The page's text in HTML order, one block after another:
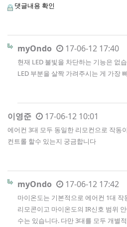
댓글내용 확인
myOndo 17-06-12 17:40
현재 LED 불빛을 차단하는 기능은 없
LED 부분을 살짝 가려주시는 게 가장
이영준 17-06-12 10:01
에어컨 3대 모두 동일한 리모컨으로 작동
컨트롤 할수 있는지 궁금합니다
myOndo 17-06-12 17:42
마이온도는 기본적으로 에어컨 1대
리모콘이고 마이온도의 IR신호 범위
수는 있습니다. 다만 3대를 모두 개별